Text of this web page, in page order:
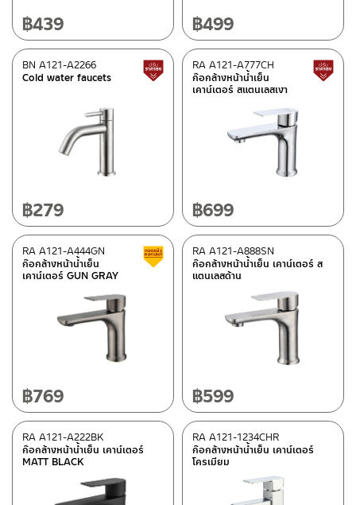
฿439 ฿499
Cold water faucets
BN A121-A2266 Lower price tag
฿279
ก๊อกล้างหน้าน้ำเย็น
เคาน์เตอร์ สแตนเลสเงา
RA A121-A777CH
฿699
ก๊อกล้างหน้าน้ำเย็น
เคาน์เตอร์ GUN GRAY
RA A121-A444GN Clearance sale
฿769
ก๊อกล้างหน้าน้ำเย็น เคาน์เตอร์ ส
แตนเลสด้าน
RA A121-A888SN
฿599
ก๊อกล้างหน้าน้ำเย็น เคาน์เตอร์
MATT BLACK
RA A121-A222BK
ก๊อกล้างหน้าน้ำเย็น เคาน์เตอร์
โครเมียม
RA A121-1234CHR